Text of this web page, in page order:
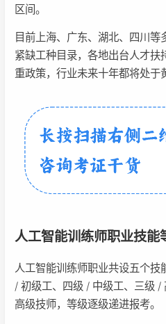
区间。
目前上海、广东、湖北、四川
紧缺工种目录，各地出台人才
重政策，行业未来十年都将处于
人工智能训练师职业技能
人工智能训练师职业共设五个
/ 初级工、四级 / 中级工、三级
高级技师，等级逐级递进报考。